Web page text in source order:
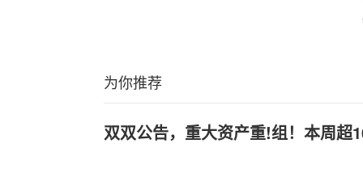
为你推荐
双双公告，重大资产重!组！本周超